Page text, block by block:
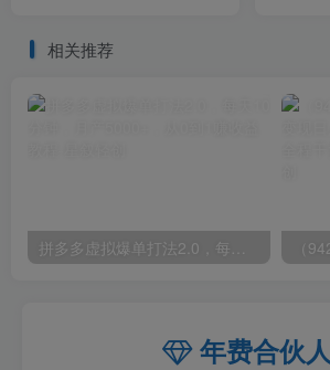
相关推荐
年费合伙人